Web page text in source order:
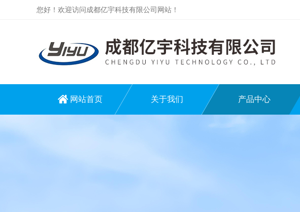
您好！欢迎访问成都亿宇科技有限公司网站！
网站首页 关于我们 产品中心